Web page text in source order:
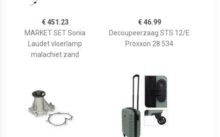
€ 451.23
MARKET SET Sonia
Laudet vloerlamp
malachiet zand
€ 46.99
Decoupeerzaag STS 12/E
Proxxon 28 534